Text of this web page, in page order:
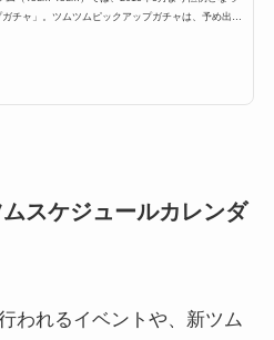
チャ」。ツムツムピックアップガチャは、予め出る
スケジュールカレンダ
われるイベントや、新ツム